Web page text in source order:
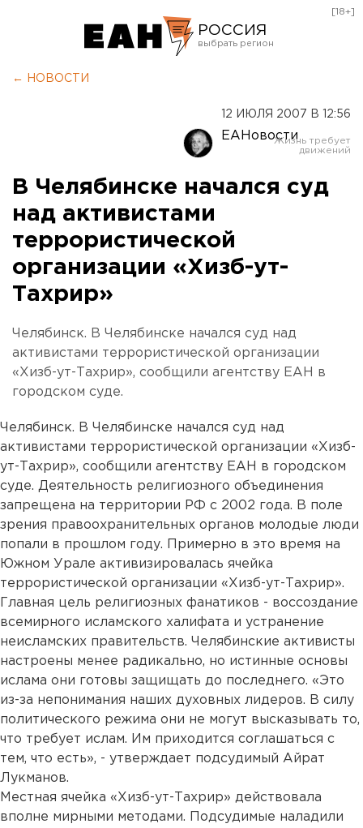
РОССИЯ
Оренбург
[18+]
← НОВОСТИ
12 ИЮЛЯ 2007 В 12:56
ЕАНовости
В Челябинске начался суд
над активистами
террористической
организации «Хизб-ут-
Тахрир»
Челябинск. В Челябинске начался суд над
активистами террористической организации
«Хизб-ут-Тахрир», сообщили агентству ЕАН в
городском суде.
Челябинск. В Челябинске начался суд над
активистами террористической организации «Хизб-
ут-Тахрир», сообщили агентству ЕАН в городском
суде. Деятельность религиозного объединения
запрещена на территории РФ с 2002 года. В поле
зрения правоохранительных органов молодые люди
попали в прошлом году. Примерно в это время на
Южном Урале активизировалась ячейка
террористической организации «Хизб-ут-Тахрир».
Главная цель религиозных фанатиков - воссоздание
всемирного исламского халифата и устранение
неисламских правительств. Челябинские активисты
настроены менее радикально, но истинные основы
ислама они готовы защищать до последнего. «Это
из-за непонимания наших духовных лидеров. В силу
политического режима они не могут высказывать то,
что требует ислам. Им приходится соглашаться с
тем, что есть», - утверждает подсудимый Айрат
Лукманов.
Местная ячейка «Хизб-ут-Тахрир» действовала
вполне мирными методами. Подсудимые наладили